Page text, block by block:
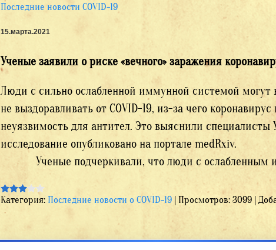
Последние новости COVID-19
15.марта.2021
Ученые заявили о риске «вечного» заражения
Люди с сильно ослабленной иммунной системой могут
не выздоравливать от COVID-19, из-за чего
неуязвимость для антител. Это выяснили
исследование
Ученые подчеркивали, что люди с ослабленным
Категория: Последние новости о COVID-19 | Просмотров: 3099 |